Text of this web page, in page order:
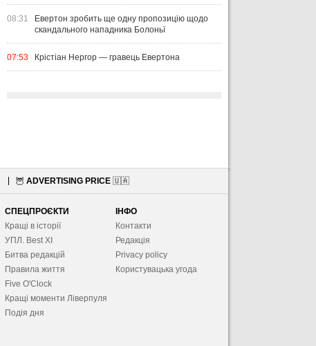
08:31
Евертон зробить ще одну пропозицію щодо
скандального нападника Болоньї
07:53 Крістіан Нергор — гравець Евертона
🦉 ADVERTISING PRICE 🇺🇦
СПЕЦПРОЄКТИ
Кращі в історії
УПЛ. Best XІ
Битва редакцій
Правила життя
Five O'Clock
Кращі моменти Ліверпуля
Подія дня
ІНФО
Контакти
Редакція
Privacy policy
Користувацька угода